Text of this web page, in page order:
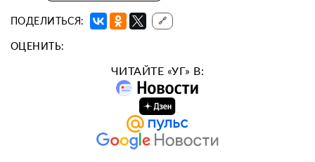
ПОДЕЛИТЬСЯ: 🔗
ОЦЕНИТЬ:
ЧИТАЙТЕ «УГ» В: